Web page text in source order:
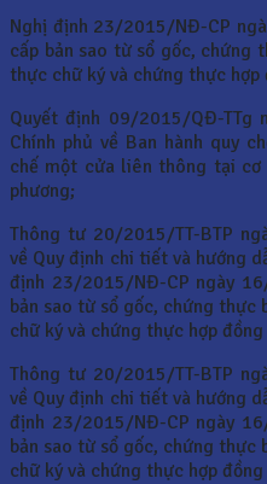
Nghị định 23/2015/NĐ-CP
cấp bản sao từ sổ gốc, chứng
thực chữ ký và chứng thực hợp
Quyết định 09/2015/QĐ-TTg
Chính phủ về Ban hành quy
chế một cửa liên thông tại cơ
phương;
Thông tư 20/2015/TT-BTP
về Quy định chi tiết và hướng
định 23/2015/NĐ-CP ngày
bản sao từ sổ gốc, chứng thực
chữ ký và chứng thực hợp
Thông tư 20/2015/TT-BTP
về Quy định chi tiết và hướng
định 23/2015/NĐ-CP ngày
bản sao từ sổ gốc, chứng thực
chữ ký và chứng thực hợp